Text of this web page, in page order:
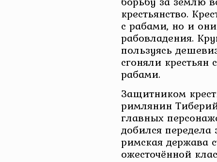
крестьянство.
с рабами, но и
рабовладения.
пользуясь
сгоняли крестьян
рабами.
Защитником
римлянин
главных
добился передела
римская держава
ожесточённой